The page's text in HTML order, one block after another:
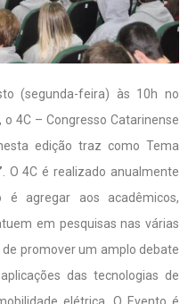
(segunda-feira) às 10h no
o 4C – Congresso Catarinense
edição traz como Tema
. O 4C é realizado anualmente
agregar aos acadêmicos,
em pesquisas nas várias
promover um amplo debate
das tecnologias de